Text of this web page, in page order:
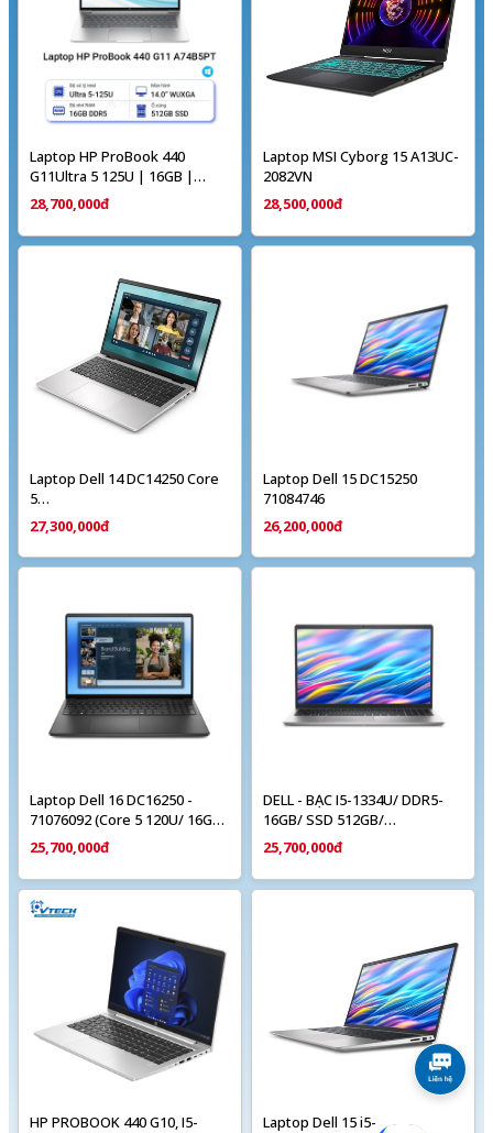
Laptop HP ProBook 440
G11Ultra 5 125U | 16GB |
512GB | 14 inch WUXGA IPS |
Win 11 | Bạc
28,700,000đ
Laptop MSI Cyborg 15 A13UC-
2082VN
28,500,000đ
Laptop Dell 14 DC14250 Core
5
120U/16GB/1TB/14''FHD+/Win11/Office
Home 2024/Microsoft 365
(F0FTK5)
27,300,000đ
Laptop Dell 15 DC15250
71084746
26,200,000đ
Laptop Dell 16 DC16250 -
71076092 (Core 5 120U/ 16GB/
1TB/ Windows 11 + Office
Home 2024 + Microsoft) Đen
25,700,000đ
DELL - BẠC I5-1334U/ DDR5-
16GB/ SSD 512GB/
"15.6""/FHD/" WIN 11/
OFFICE24
25,700,000đ
HP PROBOOK 440 G10, I5-
Laptop Dell 15 i5-